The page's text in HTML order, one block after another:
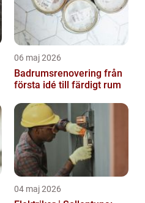
06 maj 2026
Badrumsrenovering från
första idé till färdigt rum
04 maj 2026